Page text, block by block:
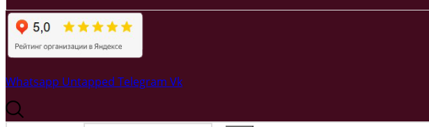
Whatsapp Untapped Telegram Vk